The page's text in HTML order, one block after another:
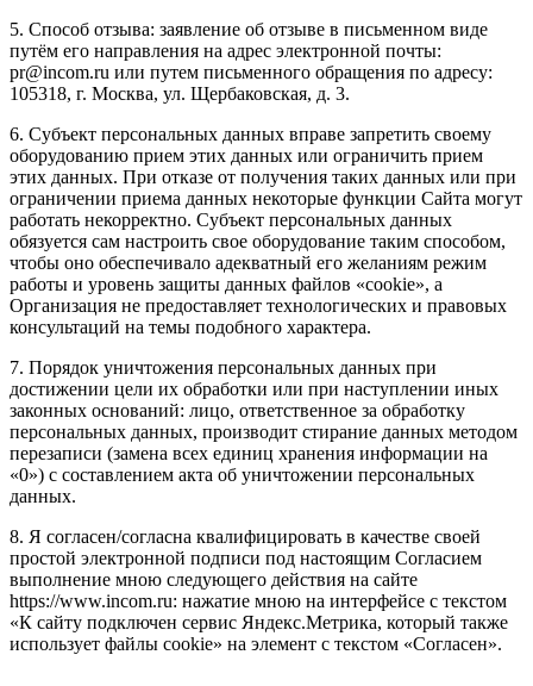
5. Способ отзыва: заявление об отзыве в письменном виде
путём его направления на адрес электронной почты:
pr@incom.ru или путем письменного обращения по адресу:
105318, г. Москва, ул. Щербаковская, д. 3.
6. Субъект персональных данных вправе запретить своему
оборудованию прием этих данных или ограничить прием
этих данных. При отказе от получения таких данных или при
ограничении приема данных некоторые функции Сайта могут
работать некорректно. Субъект персональных данных
обязуется сам настроить свое оборудование таким способом,
чтобы оно обеспечивало адекватный его желаниям режим
работы и уровень защиты данных файлов «cookie», а
Организация не предоставляет технологических и правовых
консультаций на темы подобного характера.
7. Порядок уничтожения персональных данных при
достижении цели их обработки или при наступлении иных
законных оснований: лицо, ответственное за обработку
персональных данных, производит стирание данных методом
перезаписи (замена всех единиц хранения информации на
«0») с составлением акта об уничтожении персональных
данных.
8. Я согласен/согласна квалифицировать в качестве своей
простой электронной подписи под настоящим Согласием
выполнение мною следующего действия на сайте
https://www.incom.ru: нажатие мною на интерфейсе с текстом
«К сайту подключен сервис Яндекс.Метрика, который также
использует файлы cookie» на элемент с текстом «Согласен».